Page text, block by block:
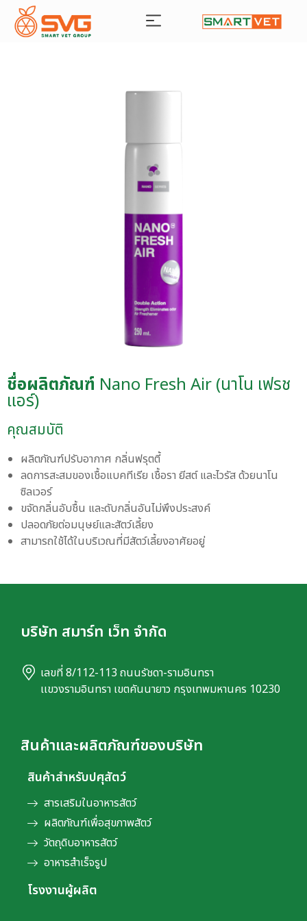
ชื่อผลิตภัณฑ์ Nano Fresh Air (นาโน เฟรช
แอร์)
คุณสมบัติ
ผลิตภัณฑ์ปรับอากาศ กลิ่นฟรุตตี้
ลดการสะสมของเชื้อแบคทีเรีย เชื้อรา ยีสต์ และไวรัส ด้วยนาโน
ซิลเวอร์
ขจัดกลิ่นอับชื้น และดับกลิ่นอันไม่พึงประสงค์
ปลอดภัยต่อมนุษย์และสัตว์เลี้ยง
สามารถใช้ได้ในบริเวณที่มีสัตว์เลี้ยงอาศัยอยู่
บริษัท สมาร์ท เว็ท จำกัด
เลขที่ 8/112-113 ถนนรัชดา-รามอินทรา
เเขวงรามอินทรา เขตคันนายาว กรุงเทพมหานคร 10230
สินค้าและผลิตภัณฑ์ของบริษัท
สินค้าสำหรับปศุสัตว์
สารเสริมในอาหารสัตว์
ผลิตภัณฑ์เพื่อสุขภาพสัตว์
วัตถุดิบอาหารสัตว์
อาหารสำเร็จรูป
โรงงานผู้ผลิต